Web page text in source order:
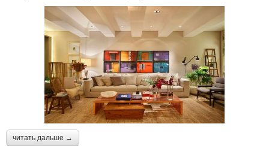
читать дальше →